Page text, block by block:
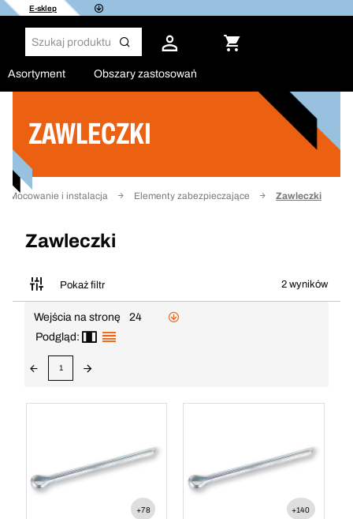
E-sklep
Asortyment Obszary zastosowań
ZAWLECZKI
Mocowanie i instalacja Elementy zabezpieczające Zawleczki
Zawleczki
Pokaż filtr 2 wyników
Filtruj
Wejścia na stronę
24
Podgląd:
1
+78 +140